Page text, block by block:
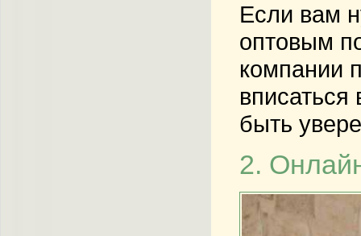
Если вам
оптовым
компании
быть
2.